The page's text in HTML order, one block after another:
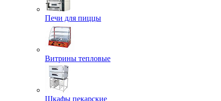
Печи для пиццы
Витрины тепловые
Шкафы пекарские